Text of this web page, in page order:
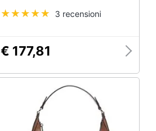
32s4gj6c6l-0013 recensioni
€ 177,81